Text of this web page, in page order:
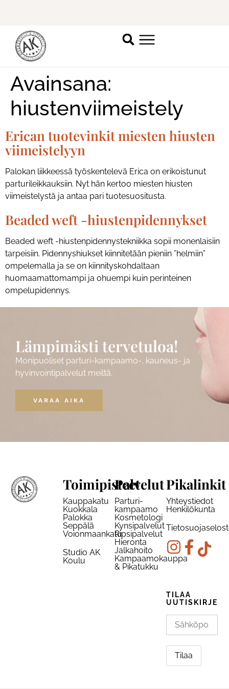
Ilmoittaudu mukaan ripsienpidennyskoulutukseen.
Avainsana:
hiustenviimeistely
Erican tuotevinkit miesten hiusten
viimeistelyyn
Palokan liikkeessä työskentelevä Erica on erikoistunut
parturileikkauksiin. Nyt hän kertoo miesten hiusten
viimeistelystä ja antaa pari tuotesuositusta.
Beaded weft -hiustenpidennykset
Beaded weft -hiustenpidennystekniikka sopii monenlaisiin
tarpeisiin. Pidennyshiukset kiinnitetään pieniin ”helmiin”
ompelemalla ja se on kiinnityskohdaltaan
huomaamattomampi ja ohuempi kuin perinteinen
ompelupidennys.
Lämpimästi tervetuloa!
Monipuoliset parturi-kampaamo-, kauneus- ja
hyvinvointipalvelut meiltä.
VARAA AIKA
Toimipisteet
Kauppakatu
Kuokkala
Palokka
Seppälä
Voionmaankatu
Studio AK
Koulu
Palvelut
Parturi-
kampaamo
Kosmetologi
Kynsipalvelut
Ripsipalvelut
Hieronta
Jalkahoito
Kampaamokauppa
& Pikatukku
Pikalinkit
Yhteystiedot
Henkilökunta
TILAA
UUTISKIRJE